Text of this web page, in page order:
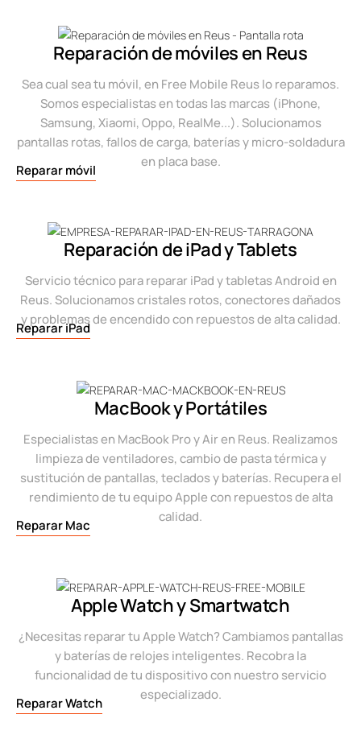
Reparación de móviles en Reus
Sea cual sea tu móvil, en Free Mobile Reus lo reparamos.
Somos especialistas en todas las marcas (iPhone,
Samsung, Xiaomi, Oppo, RealMe...). Solucionamos
pantallas rotas, fallos de carga, baterías y micro-soldadura
en placa base.
Reparar móvil
Reparación de iPad y Tablets
Servicio técnico para reparar iPad y tabletas Android en
Reus. Solucionamos cristales rotos, conectores dañados
y problemas de encendido con repuestos de alta calidad.
Reparar iPad
MacBook y Portátiles
Especialistas en MacBook Pro y Air en Reus. Realizamos
limpieza de ventiladores, cambio de pasta térmica y
sustitución de pantallas, teclados y baterías. Recupera el
rendimiento de tu equipo Apple con repuestos de alta
calidad.
Reparar Mac
Apple Watch y Smartwatch
¿Necesitas reparar tu Apple Watch? Cambiamos pantallas
y baterías de relojes inteligentes. Recobra la
funcionalidad de tu dispositivo con nuestro servicio
especializado.
Reparar Watch